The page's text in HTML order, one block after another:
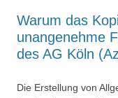
Warum das
unangenehme
des AG Köln
Die Erstellung von